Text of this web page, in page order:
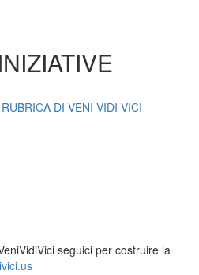
DI VENI VIDI VICI
eniVidiVici seguici per costruire la